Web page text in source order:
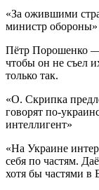
«За ожившими
министр обороны»
Пётр Порошенко —
чтобы он не съел
только так.
«О. Скрипка
говорят по-
интеллигент»
«На Украине
себя по частям.
хотя бы частями в